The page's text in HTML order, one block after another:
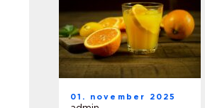
01. november 2025